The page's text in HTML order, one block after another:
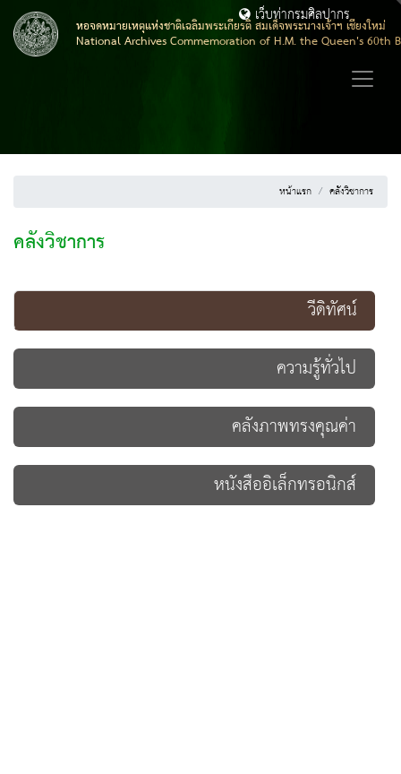
หอจดหมายเหตุแห่งชาติเฉลิมพระเกียรติ สมเด็จพระนางเจ้าฯ เชียงใหม่
National Archives Commemoration of H.M. the Queen's 60th
เว็บท่ากรมศิลปากร
หน้าแรก คลังวิชาการ
คลังวิชาการ
วีดิทัศน์
ความรู้ทั่วไป
คลังภาพทรงคุณค่า
หนังสืออิเล็กทรอนิกส์